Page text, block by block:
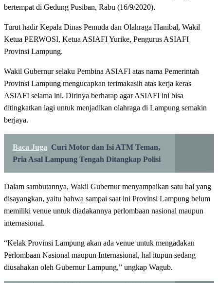
bertempat di Gedung Pusiban, Rabu (16/9/2020).
Turut hadir Kepala Dinas Pemuda dan Olahraga Hanibal, Wakil
Ketua PERWOSI, Ketua ASIAFI Yurike, Pengurus ASIAFI
Provinsi Lampung.
Wakil Gubernur selaku Pembina ASIAFI atas nama Pemerintah
Provinsi Lampung mengucapkan terimakasih atas kerja keras
ASIAFI selama ini. Dirinya berharap agar ASIAFI ini bisa
ditingkatkan lagi untuk menjadikan olahraga di Lampung semakin
berjaya.
Baca Juga Curi Motor dan Isi ATM Teman,
Pria Asal Lampung Tengah Ditangkap Polisi
Dalam sambutannya, Wakil Gubernur menyampaikan satu hal yang
disayangkan, yaitu bahwa sampai saat ini Provinsi Lampung belum
memiliki venue untuk diadakannya perlombaan nasional maupun
internasional.
“Kelak Provinsi Lampung akan ada venue untuk mengadakan
Perlombaan Nasional maupun Internasional, hal itupun sedang
diusahakan oleh Gubernur Lampung,” ungkap Wagub.